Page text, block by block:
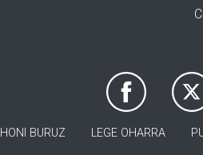
HONI BURUZ LEGE OHARRA